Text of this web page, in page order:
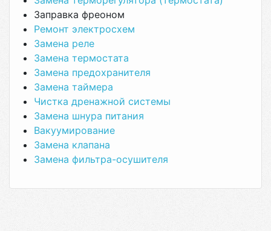
Заправка фреоном
Ремонт электросхем
Замена реле
Замена термостата
Замена предохранителя
Замена таймера
Чистка дренажной системы
Замена шнура питания
Вакуумирование
Замена клапана
Замена фильтра-осушителя